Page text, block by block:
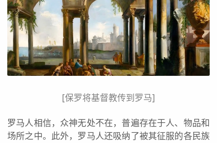
[保罗将基督教传到罗马]
罗马人相信，众神无处不在，普遍存在于人、物品和
场所之中。此外，罗马人还吸纳了被其征服的各民族